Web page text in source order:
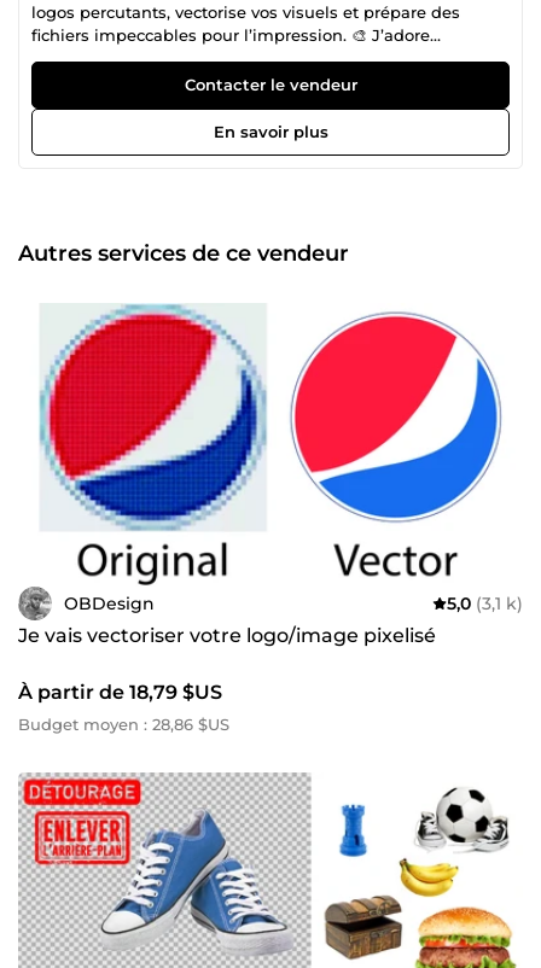
logos percutants, vectorise vos visuels et prépare des
fichiers impeccables pour l’impression. 🎨 J’adore
transformer vos idées en designs modernes, clairs et
mémorables. 🔥 Pro sur le rendu, cool dans l’échange, je
garantis un travail rapide, créatif et 100% pro. 💬 Disponible
et réactif, j’ai hâte de collaborer avec vous !
Contacter le vendeur
En savoir plus
Autres services de ce vendeur
OBDesign 5,0 (3,1 k)
Je vais vectoriser votre logo/image pixelisé
À partir de 18,79 $US
Budget moyen : 28,86 $US